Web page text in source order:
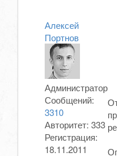
Алексей
Портнов
Администратор
Сообщений:
3310
Авторитет: 333
Регистрация:
18.11.2011